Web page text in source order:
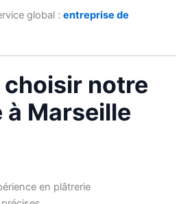
global : entreprise de
notre
Marseille
en plâtrerie